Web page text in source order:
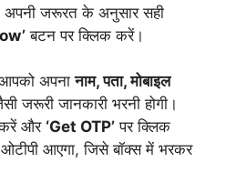
जरूरत के अनुसार सही
बटन पर क्लिक करें।
अपनानाम, पता, मोबाइल
जरूरी जानकारी भरनी होगी।
करें और ‘Get OTP’ पर क्लिक
आएगा, जिसे बॉक्स में भरकर